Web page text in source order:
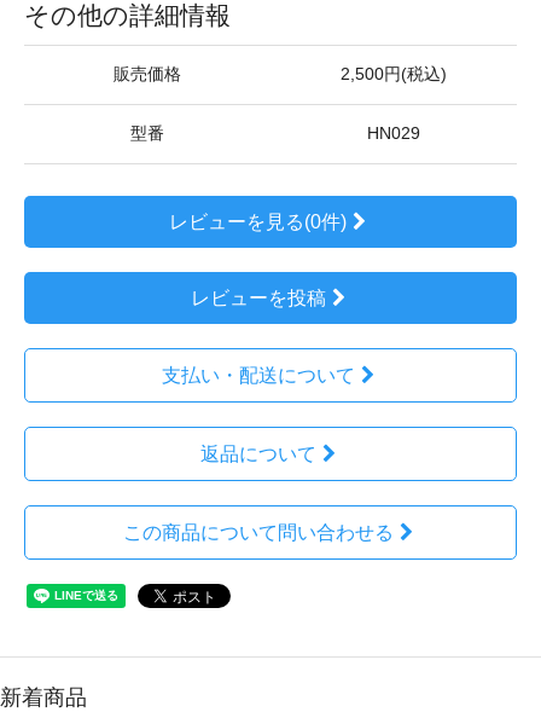
その他の詳細情報
販売価格 2,500円(税込)
型番 HN029
レビューを見る(0件)
レビューを投稿
支払い・配送について
返品について
この商品について問い合わせる
新着商品